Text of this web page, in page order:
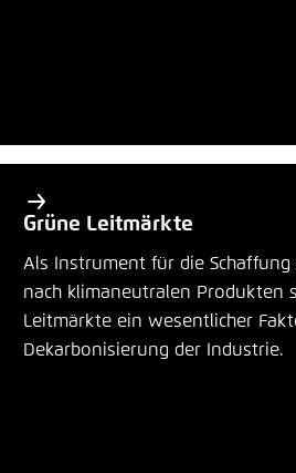
Grüne Leitmärkte
Als Instrument für die Schaffung
nach klimaneutralen Produkten
Leitmärkte ein wesentlicher
Dekarbonisierung der Industrie.